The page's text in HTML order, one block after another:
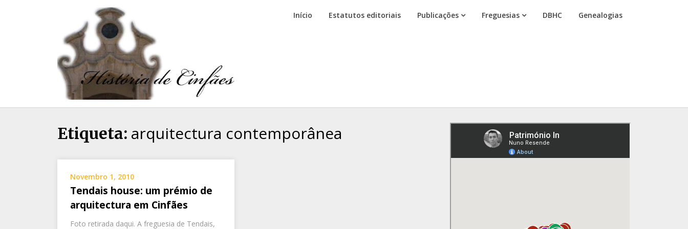
Início Estatutos editoriais Publicações Freguesias DBHC Genealogias
Etiqueta: arquitectura contemporânea
Novembro 1, 2010
Tendais house: um prémio de
arquitectura em Cinfães
Foto retirada daqui. A freguesia de Tendais,